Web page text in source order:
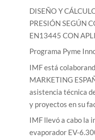
DISEÑO Y
PRESIÓN SEGÚN
EN13445 CON
Programa Pyme
IMF está
MARKETING
asistencia técnica
y proyectos en su
IMF llevó a cabo la
evaporador EV-